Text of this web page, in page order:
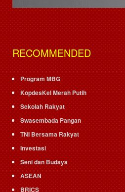
RECOMMENDED
Program MBG
KopdesKel Merah Putih
Sekolah Rakyat
Swasembada Pangan
TNI Bersama Rakyat
Investasi
Seni dan Budaya
ASEAN
BRICS